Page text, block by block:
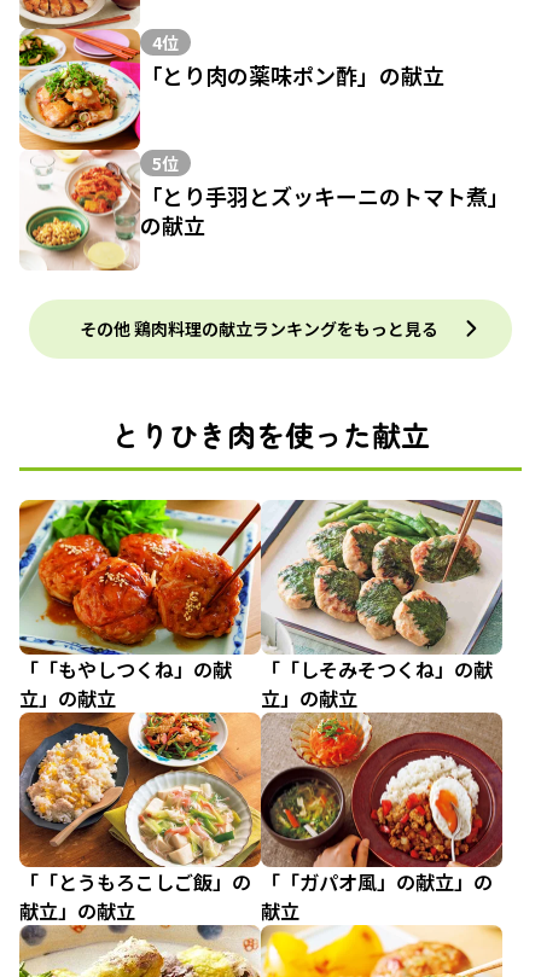
4位
「とり肉の薬味ポン酢」の献立
5位
「とり手羽とズッキーニのトマト煮」
の献立
その他 鶏肉料理の献立ランキングをもっと見る
とりひき肉を使った献立
「「もやしつくね」の献
立」の献立
「「しそみそつくね」の献
立」の献立
「「とうもろこしご飯」の
献立」の献立
「「ガパオ風」の献立」の
献立